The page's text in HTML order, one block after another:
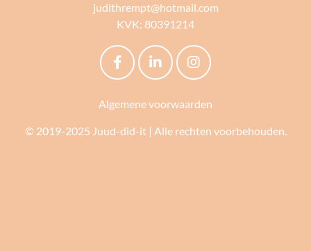
judithrempt@hotmail.com
KVK: 80391214
Algemene voorwaarden
© 2019-2025 Juud-did-it | Alle rechten voorbehouden.